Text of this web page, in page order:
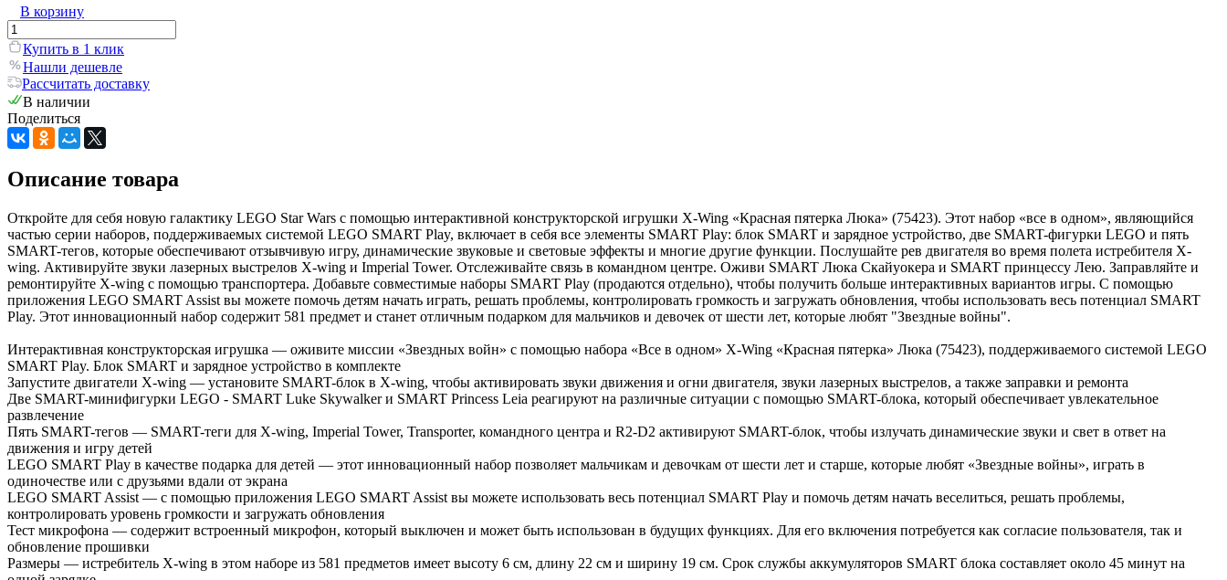
В корзину
Купить в 1 клик
Нашли дешевле
Рассчитать доставку
В наличии
Поделиться
Описание товара
Откройте для себя новую галактику LEGO Star Wars с помощью интерактивной конструкторской игрушки X-Wing «Красная пятерка Люка» (75423). Этот набор «все в одном», являющийся
частью серии наборов, поддерживаемых системой LEGO SMART Play, включает в себя все элементы SMART Play: блок SMART и зарядное устройство, две SMART-фигурки LEGO и пять
SMART-тегов, которые обеспечивают отзывчивую игру, динамические звуковые и световые эффекты и многие другие функции. Послушайте рев двигателя во время полета истребителя X-
wing. Активируйте звуки лазерных выстрелов X-wing и Imperial Tower. Отслеживайте связь в командном центре. Оживи SMART Люка Скайуокера и SMART принцессу Лею. Заправляйте и
ремонтируйте X-wing с помощью транспортера. Добавьте совместимые наборы SMART Play (продаются отдельно), чтобы получить больше интерактивных вариантов игры. С помощью
приложения LEGO SMART Assist вы можете помочь детям начать играть, решать проблемы, контролировать громкость и загружать обновления, чтобы использовать весь потенциал SMART
Play. Этот инновационный набор содержит 581 предмет и станет отличным подарком для мальчиков и девочек от шести лет, которые любят "Звездные войны".
Интерактивная конструкторская игрушка — оживите миссии «Звездных войн» с помощью набора «Все в одном» X-Wing «Красная пятерка» Люка (75423), поддерживаемого системой LEGO
SMART Play. Блок SMART и зарядное устройство в комплекте
Запустите двигатели X-wing — установите SMART-блок в X-wing, чтобы активировать звуки движения и огни двигателя, звуки лазерных выстрелов, а также заправки и ремонта
Две SMART-минифигурки LEGO - SMART Luke Skywalker и SMART Princess Leia реагируют на различные ситуации с помощью SMART-блока, который обеспечивает увлекательное
развлечение
Пять SMART-тегов — SMART-теги для X-wing, Imperial Tower, Transporter, командного центра и R2-D2 активируют SMART-блок, чтобы излучать динамические звуки и свет в ответ на
движения и игру детей
LEGO SMART Play в качестве подарка для детей — этот инновационный набор позволяет мальчикам и девочкам от шести лет и старше, которые любят «Звездные войны», играть в
одиночестве или с друзьями вдали от экрана
LEGO SMART Assist — с помощью приложения LEGO SMART Assist вы можете использовать весь потенциал SMART Play и помочь детям начать веселиться, решать проблемы,
контролировать уровень громкости и загружать обновления
Тест микрофона — содержит встроенный микрофон, который выключен и может быть использован в будущих функциях. Для его включения потребуется как согласие пользователя, так и
обновление прошивки
Размеры — истребитель X-wing в этом наборе из 581 предметов имеет высоту 6 см, длину 22 см и ширину 19 см. Срок службы аккумуляторов SMART блока составляет около 45 минут на